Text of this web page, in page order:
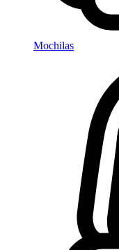
Mochilas